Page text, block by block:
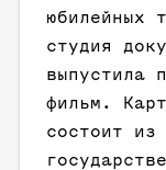
юбилейных
студия
выпустила
фильм.
состоит из